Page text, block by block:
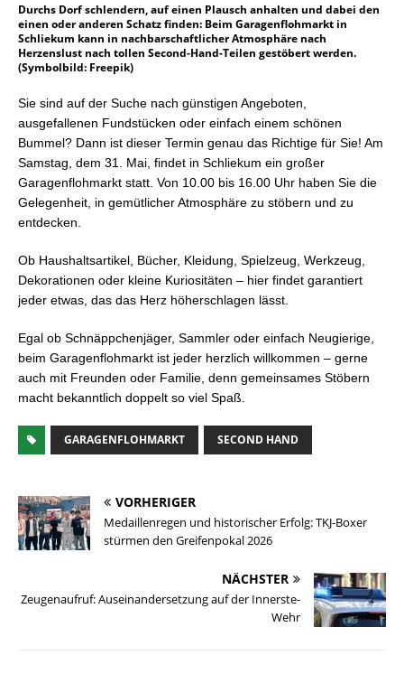
Durchs Dorf schlendern, auf einen Plausch anhalten und dabei den
einen oder anderen Schatz finden: Beim Garagenflohmarkt in
Schliekum kann in nachbarschaftlicher Atmosphäre nach
Herzenslust nach tollen Second-Hand-Teilen gestöbert werden.
(Symbolbild: Freepik)
Sie sind auf der Suche nach günstigen Angeboten,
ausgefallenen Fundstücken oder einfach einem schönen
Bummel? Dann ist dieser Termin genau das Richtige für Sie! Am
Samstag, dem 31. Mai, findet in Schliekum ein großer
Garagenflohmarkt statt. Von 10.00 bis 16.00 Uhr haben Sie die
Gelegenheit, in gemütlicher Atmosphäre zu stöbern und zu
entdecken.
Ob Haushaltsartikel, Bücher, Kleidung, Spielzeug, Werkzeug,
Dekorationen oder kleine Kuriositäten – hier findet garantiert
jeder etwas, das das Herz höherschlagen lässt.
Egal ob Schnäppchenjäger, Sammler oder einfach Neugierige,
beim Garagenflohmarkt ist jeder herzlich willkommen – gerne
auch mit Freunden oder Familie, denn gemeinsames Stöbern
macht bekanntlich doppelt so viel Spaß.
GARAGENFLOHMARKT SECOND HAND
VORHERIGER
Medaillenregen und historischer Erfolg: TKJ-Boxer
stürmen den Greifenpokal 2026
NÄCHSTER
Zeugenaufruf: Auseinandersetzung auf der Innerste-
Wehr